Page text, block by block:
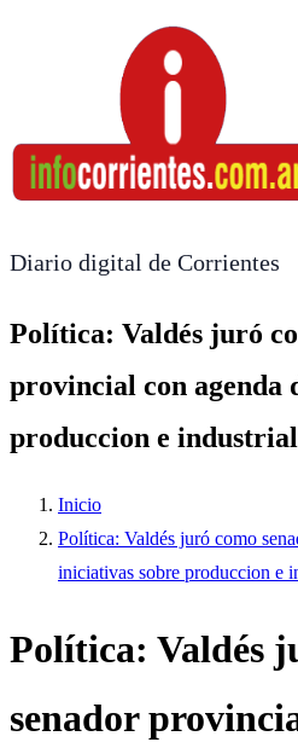
Diario digital de Corrientes
Política: Valdés juró
provincial con agenda
produccion e
Inicio
Política: Valdés juró como
iniciativas sobre produccion e
Política: Valdés
senador